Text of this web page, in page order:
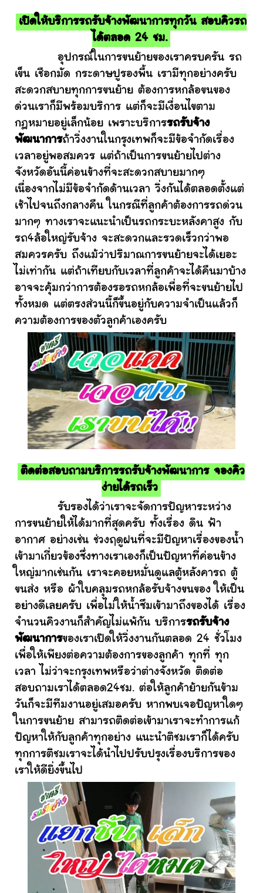
เปิดให้บริการรถรับจ้างพัฒนาการทุกวัน สอบคิวรถ
ได้ตลอด 24 ชม.
อุปกรณ์ในการขนย้ายของเราครบครัน รถ
เข็น เชือกมัด กระดาษปูรองพื้น เรามีทุกอย่างครับ
สะดวกสบายทุกการขนย้าย ต้องการหกล้อขนของ
ด่วนเราก็มีพร้อมบริการ แต่ก็จะมีเงื่อนไขตาม
กฎหมายอยู่เล็กน้อย เพราะบริการรถรับจ้าง
พัฒนาการถ้าวิ่งงานในกรุงเทพก็จะมีข้อจำกัดเรื่อง
เวลาอยู่พอสมควร แต่ถ้าเป็นการขนย้ายไปต่าง
จังหวัดอันนี้ค่อนข้างที่จะสะดวกสบายมากๆ
เนื่องจากไม่มีข้อจำกัดด้านเวลา วิ่งกันได้ตลอดตั้งแต่
เช้าไปจนถึงกลางคืน ในกรณีที่ลูกค้าต้องการรถด่วน
มากๆ ทางเราจะแนะนำเป็นรถกระบะหลังคาสูง กับ
รถ4ล้อใหญ่รับจ้าง จะสะดวกและรวดเร็วกว่าพอ
สมควรครับ ถึงแม้ว่าปริมาณการขนย้ายจะได้เยอะ
ไม่เท่ากัน แต่ถ้าเทียบกับเวลาที่ลูกค้าจะได้คืนมาบ้าง
อาจจะคุ้มกว่าการต้องรอรถหกล้อเพื่อที่จะขนย้ายไป
ทั้งหมด แต่ตรงส่วนนี้ก็ขึ้นอยู่กับความจำเป็นแล้วก็
ความต้องการของตัวลูกค้าเองครับ
ติดต่อสอบถามบริการรถรับจ้างพัฒนาการ จองคิว
ง่ายได้รถเร็ว
รับรองได้ว่าเราจะจัดการปัญหาระหว่าง
การขนย้ายให้ได้มากที่สุดครับ ทั้งเรื่อง ดิน ฟ้า
อากาศ อย่างเช่น ช่วงฤดูฝนที่จะมีปัญหาเรื่องของน้ำ
เข้ามาเกี่ยวข้องซึ่งทางเราเองก็เป็นปัญหาที่ค่อนข้าง
ใหญ่มากเช่นกัน เราจะคอยหมั่นดูแลตู้หลังคารถ ตู้
ขนส่ง หรือ ผ้าใบคลุมรถหกล้อรับจ้างขนของ ให้เป็น
อย่างดีเลยครับ เพื่อไม่ให้น้ำซึมเข้ามาถึงของได้ เรื่อง
จำนวนคิวงานก็สำคัญไม่แพ้กัน บริการรถรับจ้าง
พัฒนาการของเราเปิดให้วิ่งงานกันตลอด 24 ชั่วโมง
เพื่อให้เพียงต่อความต้องการของลูกค้า ทุกที่ ทุก
เวลา ไม่ว่าจะกรุงเทพหรือว่าต่างจังหวัด ติดต่อ
สอบถามเราได้ตลอด24ชม. ต่อให้ลูกค้าย้ายกันข้าม
วันก็จะมีทีมงานอยู่เสมอครับ หากพบเจอปัญหาใดๆ
ในการขนย้าย สามารถติดต่อเข้ามาเราจะทำการแก้
ปัญหาให้กับลูกค้าทุกอย่าง แนะนำติชมเราก็ได้ครับ
ทุกการติชมเราจะได้นำไปปรับปรุงเรื่องบริการของ
เราให้ดียิ่งขึ้นไป